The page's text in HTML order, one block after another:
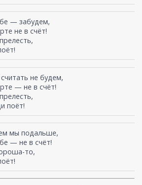
— забудем,
не в счёт!
не будем,
— не в счёт!
поёт!
мы подальше,
— не в счёт!
то,